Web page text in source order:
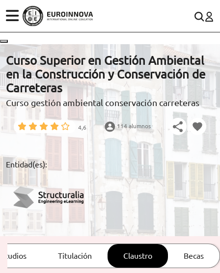
ÁREAS
ESTUDIOS
CONOCE EUROINNOVA
BECAS Y FINANCIACIÓN
RECURSOS EDUCATIVOS
ARTÍCULOS
ORIENTACIÓN LABORAL
CONTACTO
(+34)958 050 200(gratuito en España)
900 831 200
formacion@euroinnova.com
TRABAJA CON NOSOTROS
Curso Superior en Gestión Ambiental
en la Construcción y Conservación de
Carreteras
Curso gestión ambiental conservación carreteras
4,6 114 alumnos
Entidad(es):
Titulación Claustro Becas